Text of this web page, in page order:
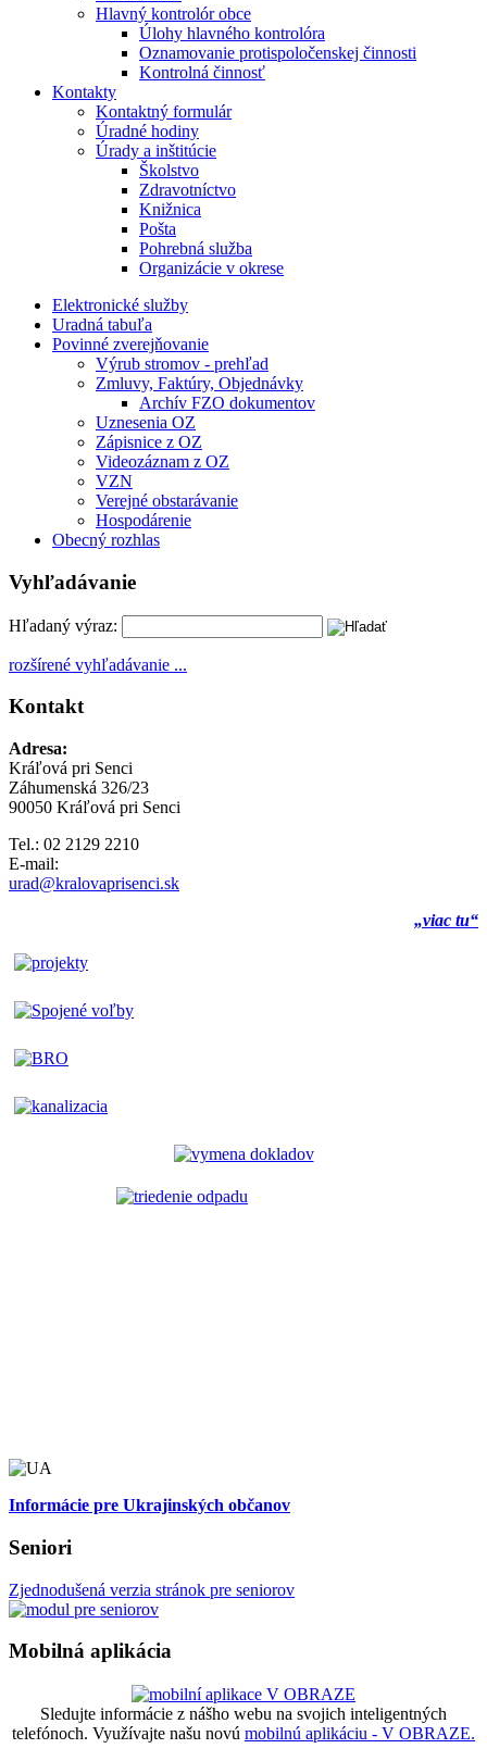
Hlavný kontrolór obce
Úlohy hlavného kontrolóra
Oznamovanie protispoločenskej činnosti
Kontrolná činnosť
Kontakty
Kontaktný formulár
Úradné hodiny
Úrady a inštitúcie
Školstvo
Zdravotníctvo
Knižnica
Pošta
Pohrebná služba
Organizácie v okrese
Elektronické služby
Uradná tabuľa
Povinné zverejňovanie
Výrub stromov - prehľad
Zmluvy, Faktúry, Objednávky
Archív FZO dokumentov
Uznesenia OZ
Zápisnice z OZ
Videozáznam z OZ
VZN
Verejné obstarávanie
Hospodárenie
Obecný rozhlas
Vyhľadávanie
Hľadaný výraz:
rozšírené vyhľadávanie ...
Kontakt
Adresa:
Kráľová pri Senci
Záhumenská 326/23
90050 Kráľová pri Senci
Tel.: 02 2129 2210
E-mail:
urad@kralovaprisenci.sk
„viac tu“
Informácie pre Ukrajinských občanov
Seniori
Zjednodušená verzia stránok pre seniorov
Mobilná aplikácia
Sledujte informácie z nášho webu na svojich inteligentných
telefónoch. Využívajte našu novú mobilnú aplikáciu - V OBRAZE.